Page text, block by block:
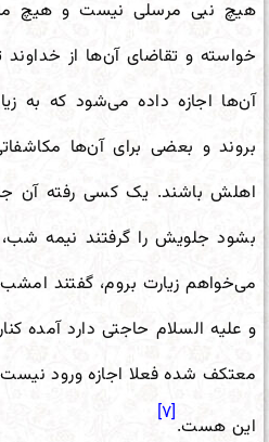
هیچ نبی مرسلی نیست و هیچ
خواسته و تقاضای آن‌ها از
آن‌ها اجازه داده می‌شود که به
بروند و بعضی برای آن‌ها
اهلش باشند. یک کسی رفته آن
بشود جلویش را گرفتند نیمه شب،
می‌خواهم زیارت بروم، گفتند
و علیه السلام حاجتی دارد آمده
معتکف شده فعلا اجازه ورود
این هست.
[۷]